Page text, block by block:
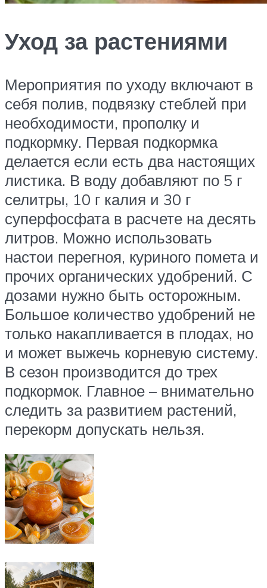
Уход за растениями
Мероприятия по уходу включают в
себя полив, подвязку стеблей при
необходимости, прополку и
подкормку. Первая подкормка
делается если есть два настоящих
листика. В воду добавляют по 5 г
селитры, 10 г калия и 30 г
суперфосфата в расчете на десять
литров. Можно использовать
настои перегноя, куриного помета и
прочих органических удобрений. С
дозами нужно быть осторожным.
Большое количество удобрений не
только накапливается в плодах, но
и может выжечь корневую систему.
В сезон производится до трех
подкормок. Главное – внимательно
следить за развитием растений,
перекорм допускать нельзя.